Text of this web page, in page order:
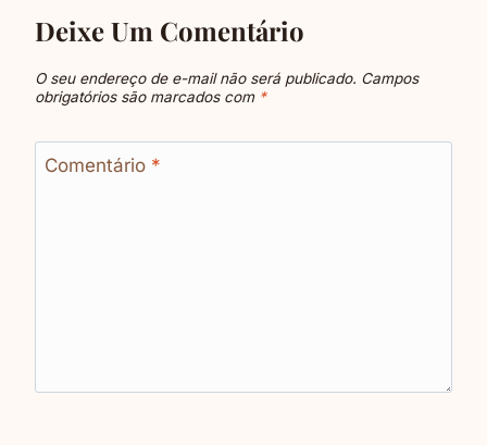
Deixe Um Comentário
O seu endereço de e-mail não será publicado. Campos
obrigatórios são marcados com *
Comentário *